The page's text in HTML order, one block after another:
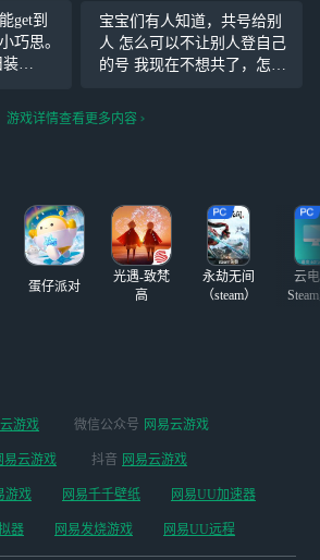
我就没
害的操
姐姐你
你一起
小孩组
玩具商和守墓人的
爆率是不是有点低
呀？怎么有点不够
我抽呢？给我出张
get到
巧思。
装
装霸气
链，
宝宝们有人知道，共号给别
人 怎么可以不让别人登自己
的号 我现在不想共了，怎么
共号很烦
游戏详情查看更多内容
蛋仔派对
光遇-致梵
高
永劫无间
（steam）
云
游戏 微信公众号 网易云游戏
易云游戏 抖音 网易云游戏
游戏 网易千千壁纸 网易UU加速器
器 网易发烧游戏 网易UU远程